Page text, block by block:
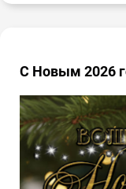
С Новым 2026